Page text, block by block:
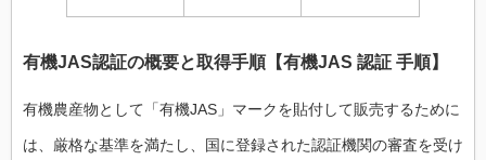
有機JAS認証の概要と取得手順【有機JAS 認証 手順】
有機農産物として「有機JAS」マークを貼付して販売するために
は、厳格な基準を満たし、国に登録された認証機関の審査を受け